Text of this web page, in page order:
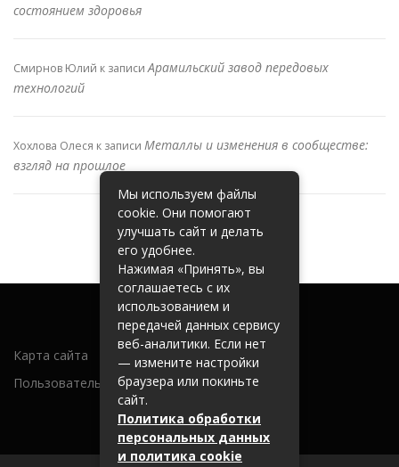
состоянием здоровья
Смирнов Юлий к записиАрамильский завод передовых
технологий
Хохлова Олеся к записи Металлы и изменения в сообществе:
взгляд на прошлое
Карта сайта
Пользовательское соглашение
Мы используем файлы
cookie. Они помогают
улучшать сайт и делать
его удобнее.
Нажимая «Принять», вы
соглашаетесь с их
использованием и
передачей данных сервису
веб-аналитики. Если нет
— измените настройки
браузера или покиньте
сайт.
Политика обработки
персональных данных
и политика cookie